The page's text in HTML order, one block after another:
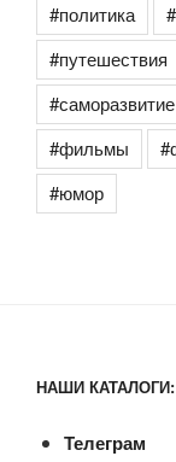
#политика
#путешествия
#саморазвитие
#фильмы
#юмор
НАШИ КАТАЛОГИ:
Телеграм